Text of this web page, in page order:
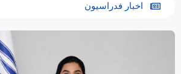
اخبار فدراسیون